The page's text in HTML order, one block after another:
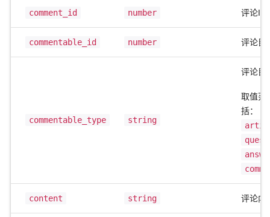
comment_id number 评论ID
commentable_id number 评论目
commentable_type string
评论目
取值范
括：
content string 评论内